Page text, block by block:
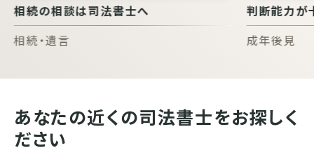
相続の相談は司法書士へ
相続・遺言
判断能力が
成年後見
あなたの近くの司法書士をお探しく
ださい